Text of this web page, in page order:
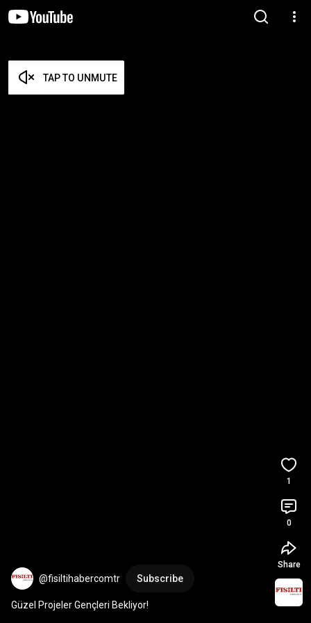
TAP TO UNMUTE
@fisiltihabercomtr Subscribe
Güzel Projeler Gençleri Bekliyor!
1
0
Share